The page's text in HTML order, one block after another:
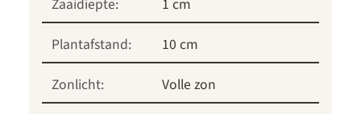
Zaaidiepte:
1 cm
Plantafstand:
10 cm
Zonlicht:
Volle zon